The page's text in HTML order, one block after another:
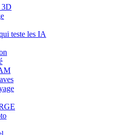
3D
teste les IA